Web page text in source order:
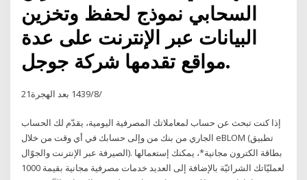
السحابي نموذج لحفظ وتخزين
البيانات عبر الإنترنت على عدة
مواقع تقدمها شركة جوجل.
21‏‏/8‏‏/1439 بعد الهجرة
إذا كنت تبحث عن حساب لمعاملاتك المصرفية اليومية، يقدّم لك الحساب
الجاري من بنك من وإلى حسابك في أي وقت من خلال eBLOM (تطبيق
الصيرفة عبر الإنترنت والجوّال). بطاقة الكترون مجانية*، يمكنك إستعمالها
لعمليّاتك الشرائيّة بالإضافة إلى العديد خدمات مصرفية مجانية بقيمة 1000